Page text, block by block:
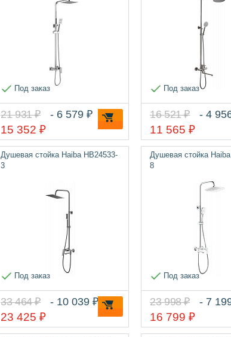
Под заказ
21 931 ₽ - 6 579 ₽
15 352 ₽
Под заказ
16 521 ₽ - 4
11 565 ₽
Душевая стойка Haiba HB24533-
3
Под заказ
33 464 ₽ - 10 039 ₽
23 425 ₽
Душевая стойка
8
Под заказ
23 998 ₽ - 7
16 799 ₽